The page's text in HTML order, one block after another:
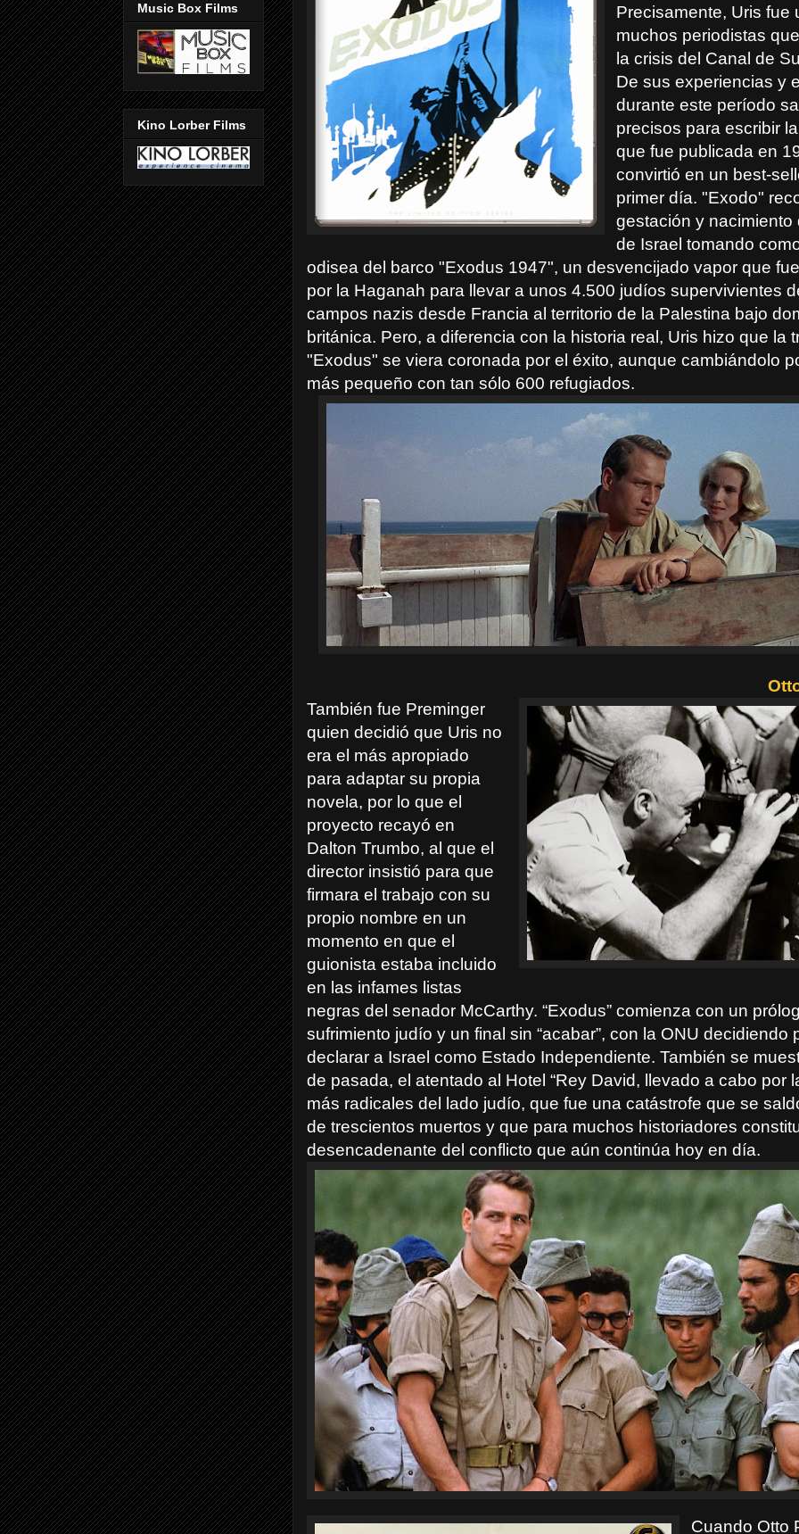
Precisamente, Uris fue
muchos periodistas
la crisis del Canal de
De sus experiencias y
durante este período
precisos para escribir
que fue publicada en
convirtió en un best-
primer día. "Exodo"
gestación y nacimiento
de Israel tomando
odisea del barco "Exodus 1947", un desvencijado vapor que
por la Haganah para llevar a unos 4.500 judíos supervivientes
campos nazis desde Francia al territorio de la Palestina bajo
británica. Pero, a diferencia con la historia real, Uris hizo que la
"Exodus" se viera coronada por el éxito, aunque cambiándolo
más pequeño con tan sólo 600 refugiados.
También fue Preminger
quien decidió que Uris no
era el más apropiado
para adaptar su propia
novela, por lo que el
proyecto recayó en
Dalton Trumbo, al que el
director insistió para que
firmara el trabajo con su
propio nombre en un
momento en que el
guionista estaba incluido
en las infames listas
negras del senador McCarthy. “Exodus” comienza con un
sufrimiento judío y un final sin “acabar”, con la ONU decidiendo
declarar a Israel como Estado Independiente. También se
de pasada, el atentado al Hotel “Rey David, llevado a cabo por
más radicales del lado judío, que fue una catástrofe que se
de trescientos muertos y que para muchos historiadores
desencadenante del conflicto que aún continúa hoy en día.
Cuando Otto
Music Box Films
Kino Lorber Films